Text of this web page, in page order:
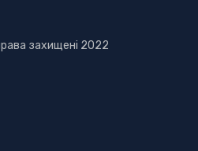
захищені 2022